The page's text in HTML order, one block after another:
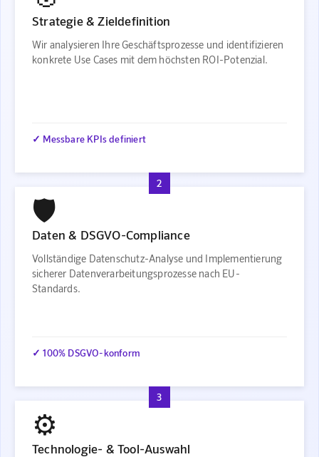
Strategie & Zieldefinition
Wir analysieren Ihre Geschäftsprozesse und identifizieren
konkrete Use Cases mit dem höchsten ROI-Potenzial.
✓ Messbare KPIs definiert
2
🛡️
Daten & DSGVO-Compliance
Vollständige Datenschutz-Analyse und Implementierung
sicherer Datenverarbeitungsprozesse nach EU-
Standards.
✓ 100% DSGVO-konform
3
⚙️
Technologie- & Tool-Auswahl